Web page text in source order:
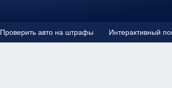
Проверить авто на штрафы Интерактивный